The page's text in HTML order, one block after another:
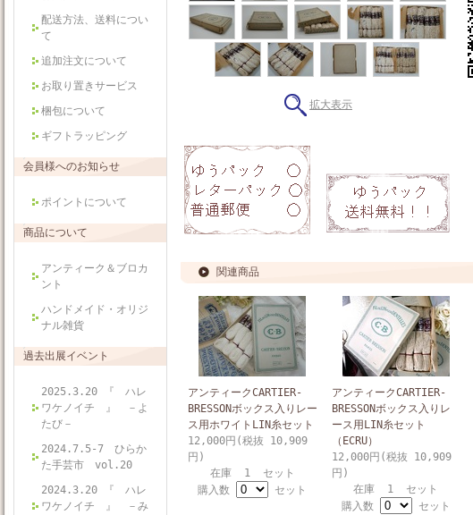
配送方法、送料につい
て
追加注文について
お取り置きサービス
梱包について
ギフトラッピング
会員様へのお知らせ
ポイントについて
商品について
アンティーク＆ブロカ
ント
ハンドメイド・オリジ
ナル雑貨
過去出展イベント
2025.3.20 『 ハレ
ワケノイチ 』 －よ
たび－
2024.7.5-7 ひらか
た手芸市 vol.20
2024.3.20 『 ハレ
ワケノイチ 』 －み
拡大表示
関連商品
アンティークCARTIER-
BRESSONボックス入りレー
ス用ホワイトLIN糸セット
12,000円(税抜 10,909
円)
在庫 1 セット
購入数
セット
アンティークCARTIER-
BRESSONボックス入りレ
ース用LIN糸セット
（ECRU）
12,000円(税抜 10,909
円)
在庫 1 セット
購入数
セット